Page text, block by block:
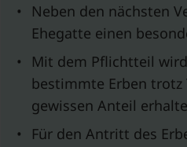
•
Neben den nächsten
Ehegatte einen
•
Mit dem Pflichtteil
bestimmte Erben trotz
gewissen Anteil
•
Für den Antritt des